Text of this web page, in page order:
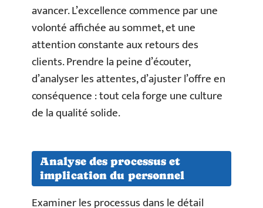
avancer. L’excellence commence par une
volonté affichée au sommet, et une
attention constante aux retours des
clients. Prendre la peine d’écouter,
d’analyser les attentes, d’ajuster l’offre en
conséquence : tout cela forge une culture
de la qualité solide.
Analyse des processus et
implication du personnel
Examiner les processus dans le détail